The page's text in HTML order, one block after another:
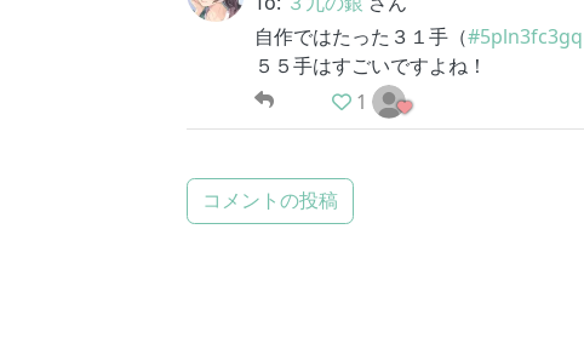
自作ではたった３１手（#5pln3fc3gq
５５手はすごいですよね！
1
コメントの投稿